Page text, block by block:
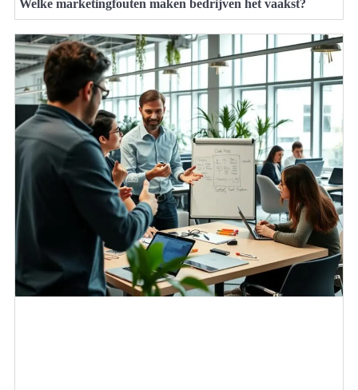
Welke marketingfouten maken bedrijven het vaakst?